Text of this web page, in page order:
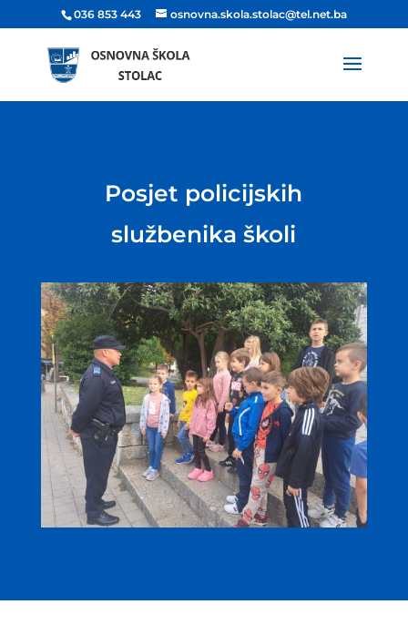
036 853 443 osnovna.skola.stolac@tel.net.ba
Posjet policijskih
službenika školi